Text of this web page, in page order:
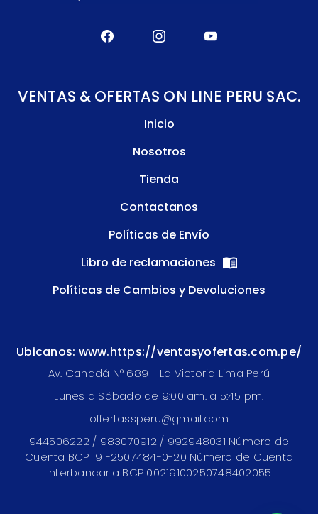
VENTAS & OFERTAS ON LINE PERU SAC.
Inicio
Nosotros
Tienda
Contactanos
Políticas de Envío
Libro de reclamaciones
Políticas de Cambios y Devoluciones
Ubicanos: www.https://ventasyofertas.com.pe/
Av. Canadá N° 689 - La Victoria Lima Perú
Lunes a Sábado de 9:00 am. a 5:45 pm.
offertassperu@gmail.com
944506222 / 983070912 / 992948031 Número de
Cuenta BCP 191-2507484-0-20 Número de Cuenta
Interbancaria BCP 00219100250748402055